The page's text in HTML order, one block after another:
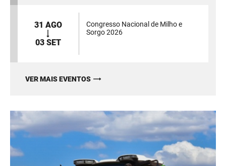
31 AGO
03 SET
Congresso Nacional de Milho e
Sorgo 2026
VER MAIS EVENTOS